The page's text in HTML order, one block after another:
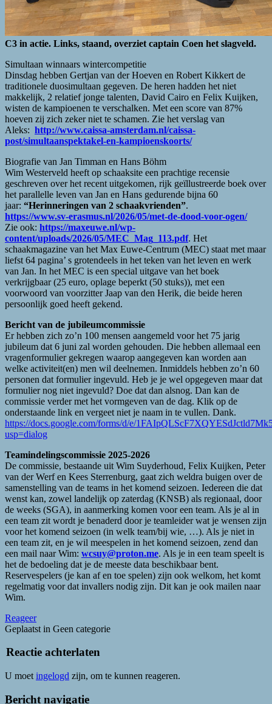
C3 in actie. Links, staand, overziet captain Coen het slagveld.
Simultaan winnaars wintercompetitie
Dinsdag hebben Gertjan van der Hoeven en Robert Kikkert de
traditionele duosimultaan gegeven. De heren hadden het niet
makkelijk, 2 relatief jonge talenten, David Cairo en Felix Kuijken,
wisten de kampioenen te verschalken. Met een score van 87%
hoeven zij zich zeker niet te schamen. Zie het verslag van
Aleks: http://www.caissa-amsterdam.nl/caissa-
post/simultaanspektakel-en-kampioenskoorts/
Biografie van Jan Timman en Hans Böhm
Wim Westerveld heeft op schaaksite een prachtige recensie
geschreven over het recent uitgekomen, rijk geïllustreerde boek over
het parallelle leven van Jan en Hans gedurende bijna 60
jaar: “Herinneringen van 2 schaakvrienden”.
https://www.sv-erasmus.nl/2026/05/met-de-dood-voor-ogen/
Zie ook: https://maxeuwe.nl/wp-
content/uploads/2026/05/MEC_Mag_113.pdf. Het
schaakmagazine van het Max Euwe-Centrum (MEC) staat met maar
liefst 64 pagina’ s grotendeels in het teken van het leven en werk
van Jan. In het MEC is een special uitgave van het boek
verkrijgbaar (25 euro, oplage beperkt (50 stuks)), met een
voorwoord van voorzitter Jaap van den Herik, die beide heren
persoonlijk goed heeft gekend.
Bericht van de jubileumcommissie
Er hebben zich zo’n 100 mensen aangemeld voor het 75 jarig
jubileum dat 6 juni zal worden gehouden. Die hebben allemaal een
vragenformulier gekregen waarop aangegeven kan worden aan
welke activiteit(en) men wil deelnemen. Inmiddels hebben zo’n 60
personen dat formulier ingevuld. Heb je je wel opgegeven maar dat
formulier nog niet ingevuld? Doe dat dan alsnog. Dan kan de
commissie verder met het vormgeven van de dag. Klik op de
onderstaande link en vergeet niet je naam in te vullen. Dank.
https://docs.google.com/forms/d/e/
usp=dialog
Teamindelingscommissie 2025-2026
De commissie, bestaande uit Wim Suyderhoud, Felix Kuijken, Peter
van der Werf en Kees Sterrenburg, gaat zich weldra buigen over de
samenstelling van de teams in het komend seizoen. Iedereen die dat
wenst kan, zowel landelijk op zaterdag (KNSB) als regionaal, door
de weeks (SGA), in aanmerking komen voor een team. Als je al in
een team zit wordt je benaderd door je teamleider wat je wensen zijn
voor het komend seizoen (in welk team/bij wie, …). Als je niet in
een team zit, en je wil meespelen in het komend seizoen, zend dan
een mail naar Wim: wcsuy@proton.me. Als je in een team speelt is
het de bedoeling dat je de meeste data beschikbaar bent.
Reservespelers (je kan af en toe spelen) zijn ook welkom, het komt
regelmatig voor dat invallers nodig zijn. Dit kan je ook mailen naar
Wim.
Reageer
Geplaatst in Geen categorie
Reactie achterlaten
U moet ingelogd zijn, om te kunnen reageren.
Bericht navigatie